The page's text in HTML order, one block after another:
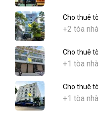
Cho thuê
+2 tòa nhà
Cho thuê
+1 tòa nhà
Cho thuê
+1 tòa nhà